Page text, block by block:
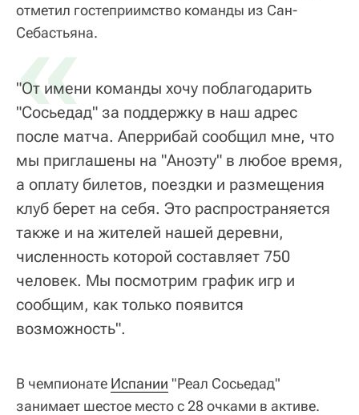
отметил гостеприимство команды из Сан-
Себастьяна.
«
"От имени команды хочу поблагодарить
"Сосьедад" за поддержку в наш адрес
после матча. Аперрибай сообщил мне, что
мы приглашены на "Аноэту" в любое время,
а оплату билетов, поездки и размещения
клуб берет на себя. Это распространяется
также и на жителей нашей деревни,
численность которой составляет 750
человек. Мы посмотрим график игр и
сообщим, как только появится
возможность".
В чемпионате Испании "Реал Сосьедад"
занимает шестое место с 28 очками в активе.